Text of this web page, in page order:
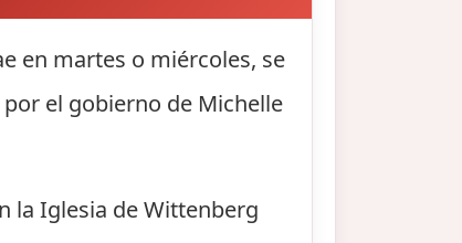
en martes o miércoles, se
el gobierno de Michelle
la Iglesia de Wittenberg